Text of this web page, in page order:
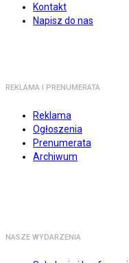
Kontakt
Napisz do nas
REKLAMA I PRENUMERATA
Reklama
Ogłoszenia
Prenumerata
Archiwum
NASZE WYDARZENIA